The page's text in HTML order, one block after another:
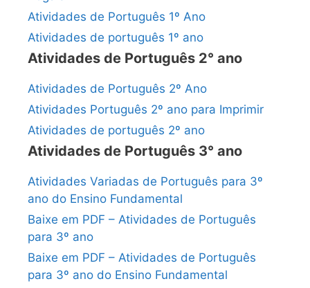
Atividades de Português 1º Ano
Atividades de português 1º ano
Atividades de Português 2° ano
Atividades de Português 2º Ano
Atividades Português 2º ano para Imprimir
Atividades de português 2º ano
Atividades de Português 3° ano
Atividades Variadas de Português para 3º
ano do Ensino Fundamental
Baixe em PDF – Atividades de Português
para 3º ano
Baixe em PDF – Atividades de Português
para 3º ano do Ensino Fundamental